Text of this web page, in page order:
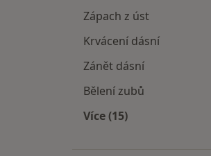
Zápach z úst
Krvácení dásní
Zánět dásní
Bělení zubů
Více (15)